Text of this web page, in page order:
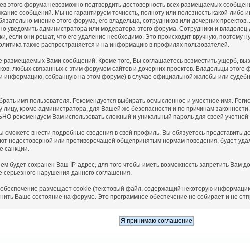
этого форума невозможно подтвердить достоверность всех размещаемых
сообщений. Мы не гарантируем точность, полноту или полезность какой-
мнение этого форума, его владельца, сотрудников или дочерних
уведомить администратора или модератора этого форума. Сотрудники и
если они решат, что его удаление необходимо. Это происходит вручную, поэтому
также распространяется и на информацию в профилях пользователей.
размещаемых Вами сообщений. Кроме того, Вы соглашаетесь возместить ущерб,
любых связанных с этим форумом сайтов и дочерних проектов. Владельцы
собранную на этом форуме) в случае официальной жалобы или
имя пользователя. Рекомендуется выбирать осмысленное и уместное имя.
лицу, кроме администратора, для Вашей же безопасности и по причинам
рекомендуем Вам использовать сложный и уникальный пароль для своей учетной
сможете внести подробные сведения в свой профиль. Вы обязуетесь
недостоверной или противоречащей общепринятым нормам поведения, будет
санкции.
будет сохранен Ваш IP-адрес, для того чтобы иметь возможность запретить Вам
нарушения данного соглашения.
размещает cookie (текстовый файл, содержащий некоторую
Ваше состояние на форуме. Это программное обеспечение не собирает и не